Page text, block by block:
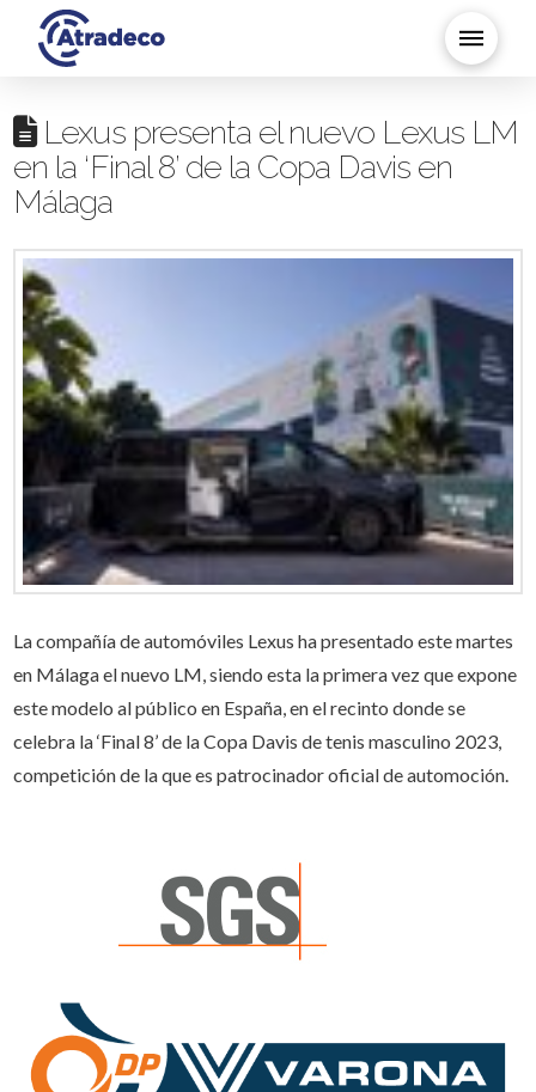
Lexus presenta el nuevo Lexus LM
en la ‘Final 8’ de la Copa Davis en
Málaga
La compañía de automóviles Lexus ha presentado este martes
en Málaga el nuevo LM, siendo esta la primera vez que expone
este modelo al público en España, en el recinto donde se
celebra la ‘Final 8’ de la Copa Davis de tenis masculino 2023,
competición de la que es patrocinador oficial de automoción.